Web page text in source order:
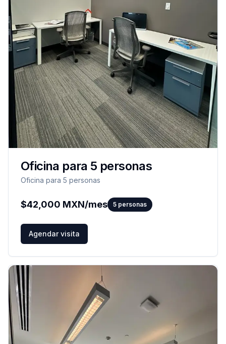
Oficina para 5 personas
Oficina para 5 personas
$42,000 MXN/mes 5 personas
Agendar visita